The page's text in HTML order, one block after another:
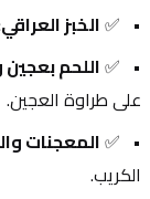
✅ الخبز
✅ اللحم بعجين
على طراوة العجين.
✅ المعجنات
الكريب.